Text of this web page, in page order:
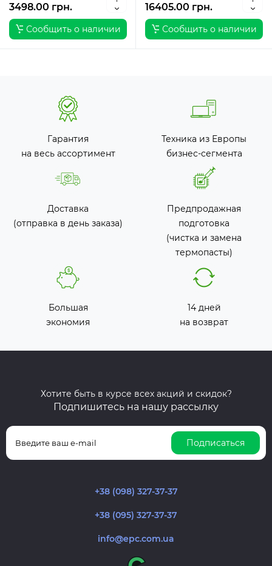
3498.00 грн.
Сообщить о наличии
16405.00 грн.
Сообщить о наличии
Гарантия
на весь ассортимент
Техника из Европы
бизнес-сегмента
Доставка
(отправка в день заказа)
Предпродажная
подготовка
(чистка и замена
термопасты)
Большая
экономия
14 дней
на возврат
Хотите быть в курсе всех акций и скидок?
Подпишитесь на нашу рассылку
Подписаться
+38 (098) 327-37-37
+38 (095) 327-37-37
info@epc.com.ua